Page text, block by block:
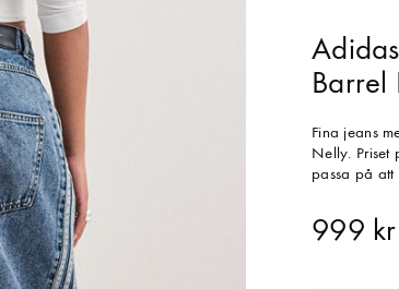
Barrel
Fina jeans
Nelly. Priset
passa på
999 kr